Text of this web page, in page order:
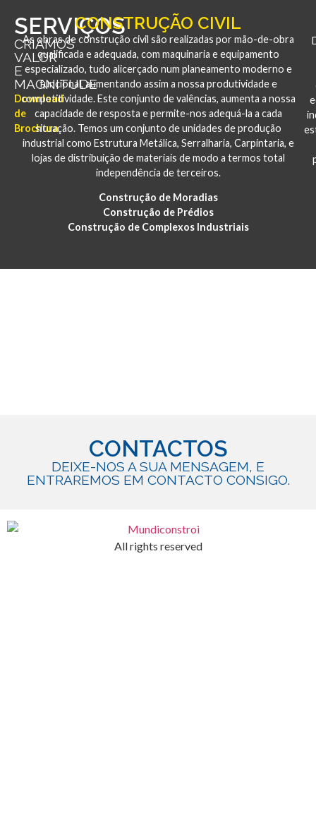
SERVIÇOS
CRIAMOS
VALOR
E
MAGNITUDE
Download
de
Brochura
CONSTRUÇÃO CIVIL
As obras de construção civil são realizadas por mão-de-obra
qualificada e adequada, com maquinaria e equipamento
especializado, tudo alicerçado num planeamento moderno e
funcional, aumentando assim a nossa produtividade e
competitividade. Este conjunto de valências, aumenta a nossa
capacidade de resposta e permite-nos adequá-la a cada
situação. Temos um conjunto de unidades de produção
industrial como Estrutura Metálica, Serralharia, Carpintaria, e
lojas de distribuição de materiais de modo a termos total
independência de terceiros.
Construção de Moradias
Construção de Prédios
Construção de Complexos Industriais
CONTACTOS
DEIXE-NOS A SUA MENSAGEM, E
ENTRAREMOS EM CONTACTO CONSIGO.
All rights reserved